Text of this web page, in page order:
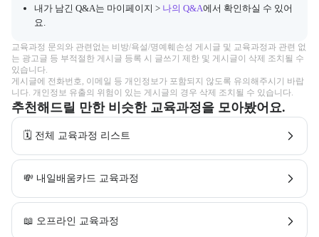
내가 남긴 Q&A는 마이페이지 > 나의 Q&A에서 확인하실 수 있어
요.
교육과정 문의와 관련없는 비방/욕설/명예훼손성 게시글 및 교육과정과 관련 없
는 광고글 등 부적절한 게시글 등록 시 글쓰기 제한 및 게시글이 삭제 조치될 수
있습니다.
게시글에 전화번호, 이메일 등 개인정보가 포함되지 않도록 유의해주시기 바랍
니다. 개인정보 유출의 위험이 있는 게시글의 경우 삭제 조치될 수 있습니다.
추천해드릴 만한 비슷한 교육과정을 모아봤어요.
🗓️ 전체 교육과정 리스트
💸 내일배움카드 교육과정
📖 오프라인 교육과정